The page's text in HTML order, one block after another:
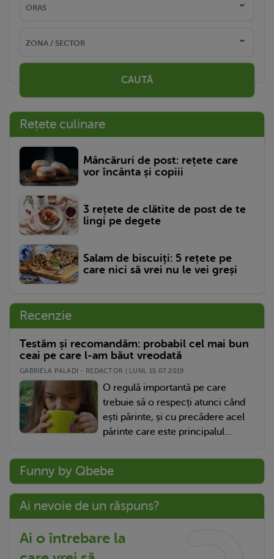
CAUTĂ
Rețete culinare
Mâncăruri de post: rețete care
vor încânta și copiii
3 rețete de clătite de post de te
lingi pe degete
Salam de biscuiți: 5 rețete pe
care nici să vrei nu le vei greși
Recenzie
Testăm și recomandăm: probabil cel mai bun
ceai pe care l-am băut vreodată
GABRIELA PALADI - REDACTOR | LUNI, 15.07.2019
O regulă importantă pe care
trebuie să o respecți atunci când
ești părinte, și cu precădere acel
părinte care este principalul...
Funny by Qbebe
Ai nevoie de un răspuns?
Ai o întrebare la